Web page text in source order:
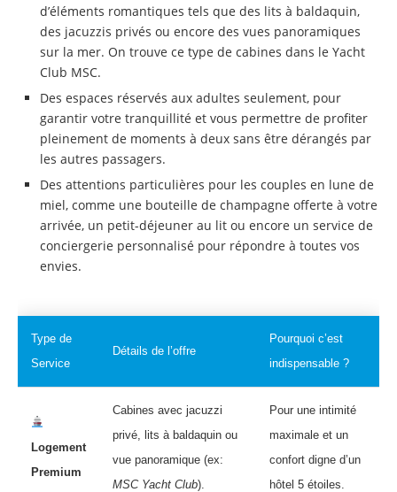
d’éléments romantiques tels que des lits à baldaquin,
des jacuzzis privés ou encore des vues panoramiques
sur la mer. On trouve ce type de cabines dans le Yacht
Club MSC.
Des espaces réservés aux adultes seulement, pour
garantir votre tranquillité et vous permettre de profiter
pleinement de moments à deux sans être dérangés par
les autres passagers.
Des attentions particulières pour les couples en lune de
miel, comme une bouteille de champagne offerte à votre
arrivée, un petit-déjeuner au lit ou encore un service de
conciergerie personnalisé pour répondre à toutes vos
envies.
Type de
Service
Détails de l’offre
Pourquoi c’est
indispensable ?
Logement
Premium
Cabines avec jacuzzi
privé, lits à baldaquin ou
vue panoramique (ex:
MSC Yacht Club).
Pour une intimité
maximale et un
confort digne d’un
hôtel 5 étoiles.